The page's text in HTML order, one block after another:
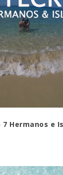
Hermanos e